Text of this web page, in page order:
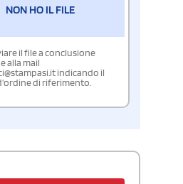
NON HO IL FILE
il file a conclusione
alla mail
indicando il
di riferimento.